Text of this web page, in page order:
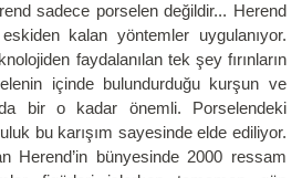
sadece porselen değildir... Herend
kalan yöntemler uygulanıyor.
faydalanılan tek şey fırınların
içinde bulundurduğu kurşun ve
bir o kadar önemli. Porselendeki
bu karışım sayesinde elde ediliyor.
Herend’in bünyesinde 2000 ressam